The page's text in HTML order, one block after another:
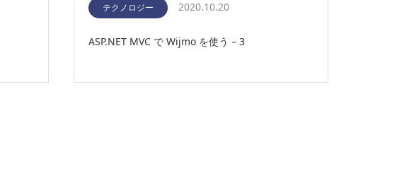
テクノロジー 2020.10.20
ASP.NET MVC で Wijmo を使う – 3